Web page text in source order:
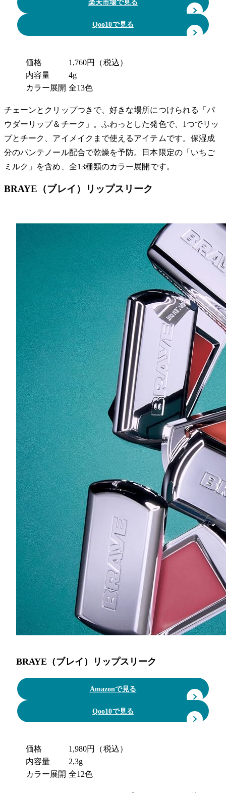
楽天市場で見る
Qoo10で見る
価格
1,760円（税込）
内容量
4g
カラー展開 全13色
チェーンとクリップつきで、好きな場所につけられる「パ
ウダーリップ＆チーク」。ふわっとした発色で、1つでリッ
プとチーク、アイメイクまで使えるアイテムです。保湿成
分のパンテノール配合で乾燥を予防。日本限定の「いちご
ミルク」を含め、全13種類のカラー展開です。
BRAYE（ブレイ）リップスリーク
BRAYE（ブレイ）リップスリーク
Amazonで見る
Qoo10で見る
価格
1,980円（税込）
内容量
2,3g
カラー展開 全12色